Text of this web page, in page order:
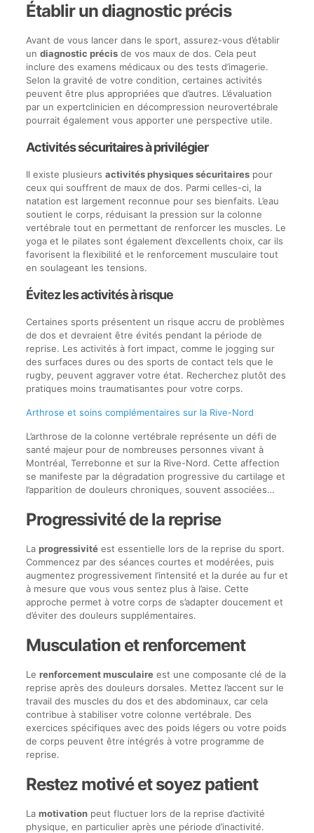
Établir un diagnostic précis
Avant de vous lancer dans le sport, assurez-vous d’établir
un diagnostic précisde vos maux de dos. Cela peut
inclure des examens médicaux ou des tests d’imagerie.
Selon la gravité de votre condition, certaines activités
peuvent être plus appropriées que d’autres. L’évaluation
par un expertclinicien en décompression neurovertébrale
pourrait également vous apporter une perspective utile.
Activités sécuritaires à privilégier
Il existe plusieurs activités physiques sécuritairespour
ceux qui souffrent de maux de dos. Parmi celles-ci, la
natation est largement reconnue pour ses bienfaits. L’eau
soutient le corps, réduisant la pression sur la colonne
vertébrale tout en permettant de renforcer les muscles. Le
yoga et le pilates sont également d’excellents choix, car ils
favorisent la flexibilité et le renforcement musculaire tout
en soulageant les tensions.
Évitez les activités à risque
Certaines sports présentent un risque accru de problèmes
de dos et devraient être évités pendant la période de
reprise. Les activités à fort impact, comme le jogging sur
des surfaces dures ou des sports de contact tels que le
rugby, peuvent aggraver votre état. Recherchez plutôt des
pratiques moins traumatisantes pour votre corps.
Arthrose et soins complémentaires sur la Rive-Nord
L’arthrose de la colonne vertébrale représente un défi de
santé majeur pour de nombreuses personnes vivant à
Montréal, Terrebonne et sur la Rive-Nord. Cette affection
se manifeste par la dégradation progressive du cartilage et
l’apparition de douleurs chroniques, souvent associées…
Progressivité de la reprise
La progressivitéest essentielle lors de la reprise du sport.
Commencez par des séances courtes et modérées, puis
augmentez progressivement l’intensité et la durée au fur et
à mesure que vous vous sentez plus à l’aise. Cette
approche permet à votre corps de s’adapter doucement et
d’éviter des douleurs supplémentaires.
Musculation et renforcement
Le renforcement musculaireest une composante clé de la
reprise après des douleurs dorsales. Mettez l’accent sur le
travail des muscles du dos et des abdominaux, car cela
contribue à stabiliser votre colonne vertébrale. Des
exercices spécifiques avec des poids légers ou votre poids
de corps peuvent être intégrés à votre programme de
reprise.
Restez motivé et soyez patient
La motivationpeut fluctuer lors de la reprise d’activité
physique, en particulier après une période d’inactivité.